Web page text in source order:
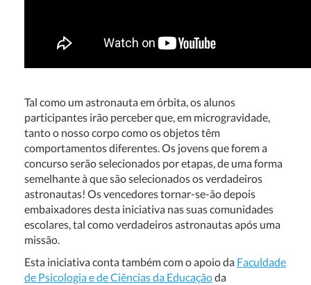
Tal como um astronauta em órbita, os alunos
participantes irão perceber que, em microgravidade,
tanto o nosso corpo como os objetos têm
comportamentos diferentes. Os jovens que forem a
concurso serão selecionados por etapas, de uma forma
semelhante à que são selecionados os verdadeiros
astronautas! Os vencedores tornar-se-ão depois
embaixadores desta iniciativa nas suas comunidades
escolares, tal como verdadeiros astronautas após uma
missão.
Esta iniciativa conta também com o apoio da Faculdade
de Psicologia e de Ciências da Educaçãoda